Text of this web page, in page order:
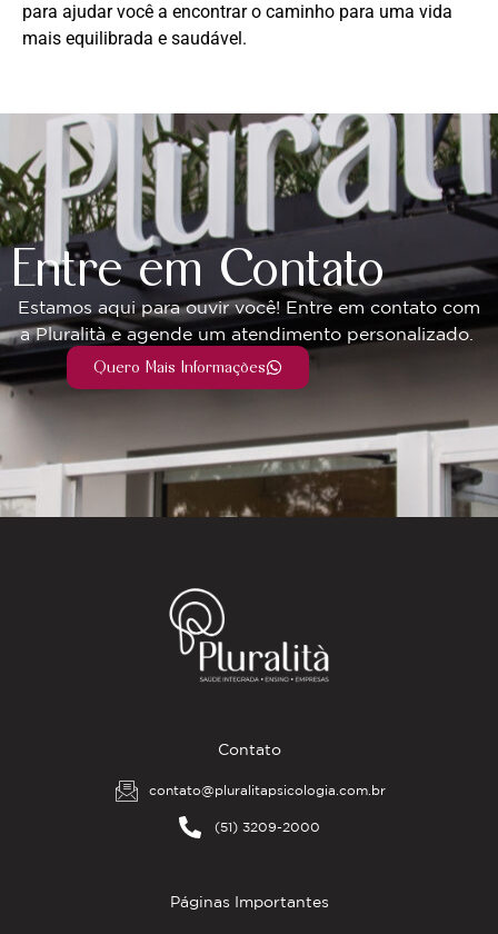
para ajudar você a encontrar o caminho para uma vida
mais equilibrada e saudável.
Entre em Contato
Estamos aqui para ouvir você! Entre em contato com
a Pluralità e agende um atendimento personalizado.
Quero Mais Informações
Contato
contato@pluralitapsicologia.com.br
(51) 3209-2000
Páginas Importantes